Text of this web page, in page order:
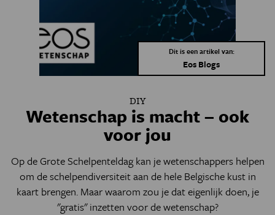
Dit is een artikel van:
Eos Blogs
DIY
Wetenschap is macht – ook
voor jou
Op de Grote Schelpenteldag kan je wetenschappers helpen
om de schelpendiversiteit aan de hele Belgische kust in
kaart brengen. Maar waarom zou je dat eigenlijk doen, je
"gratis" inzetten voor de wetenschap?